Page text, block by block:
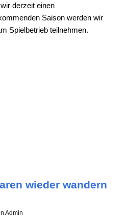
derzeit einen
Saison werden wir
Spielbetrieb teilnehmen.
wieder wandern
Admin